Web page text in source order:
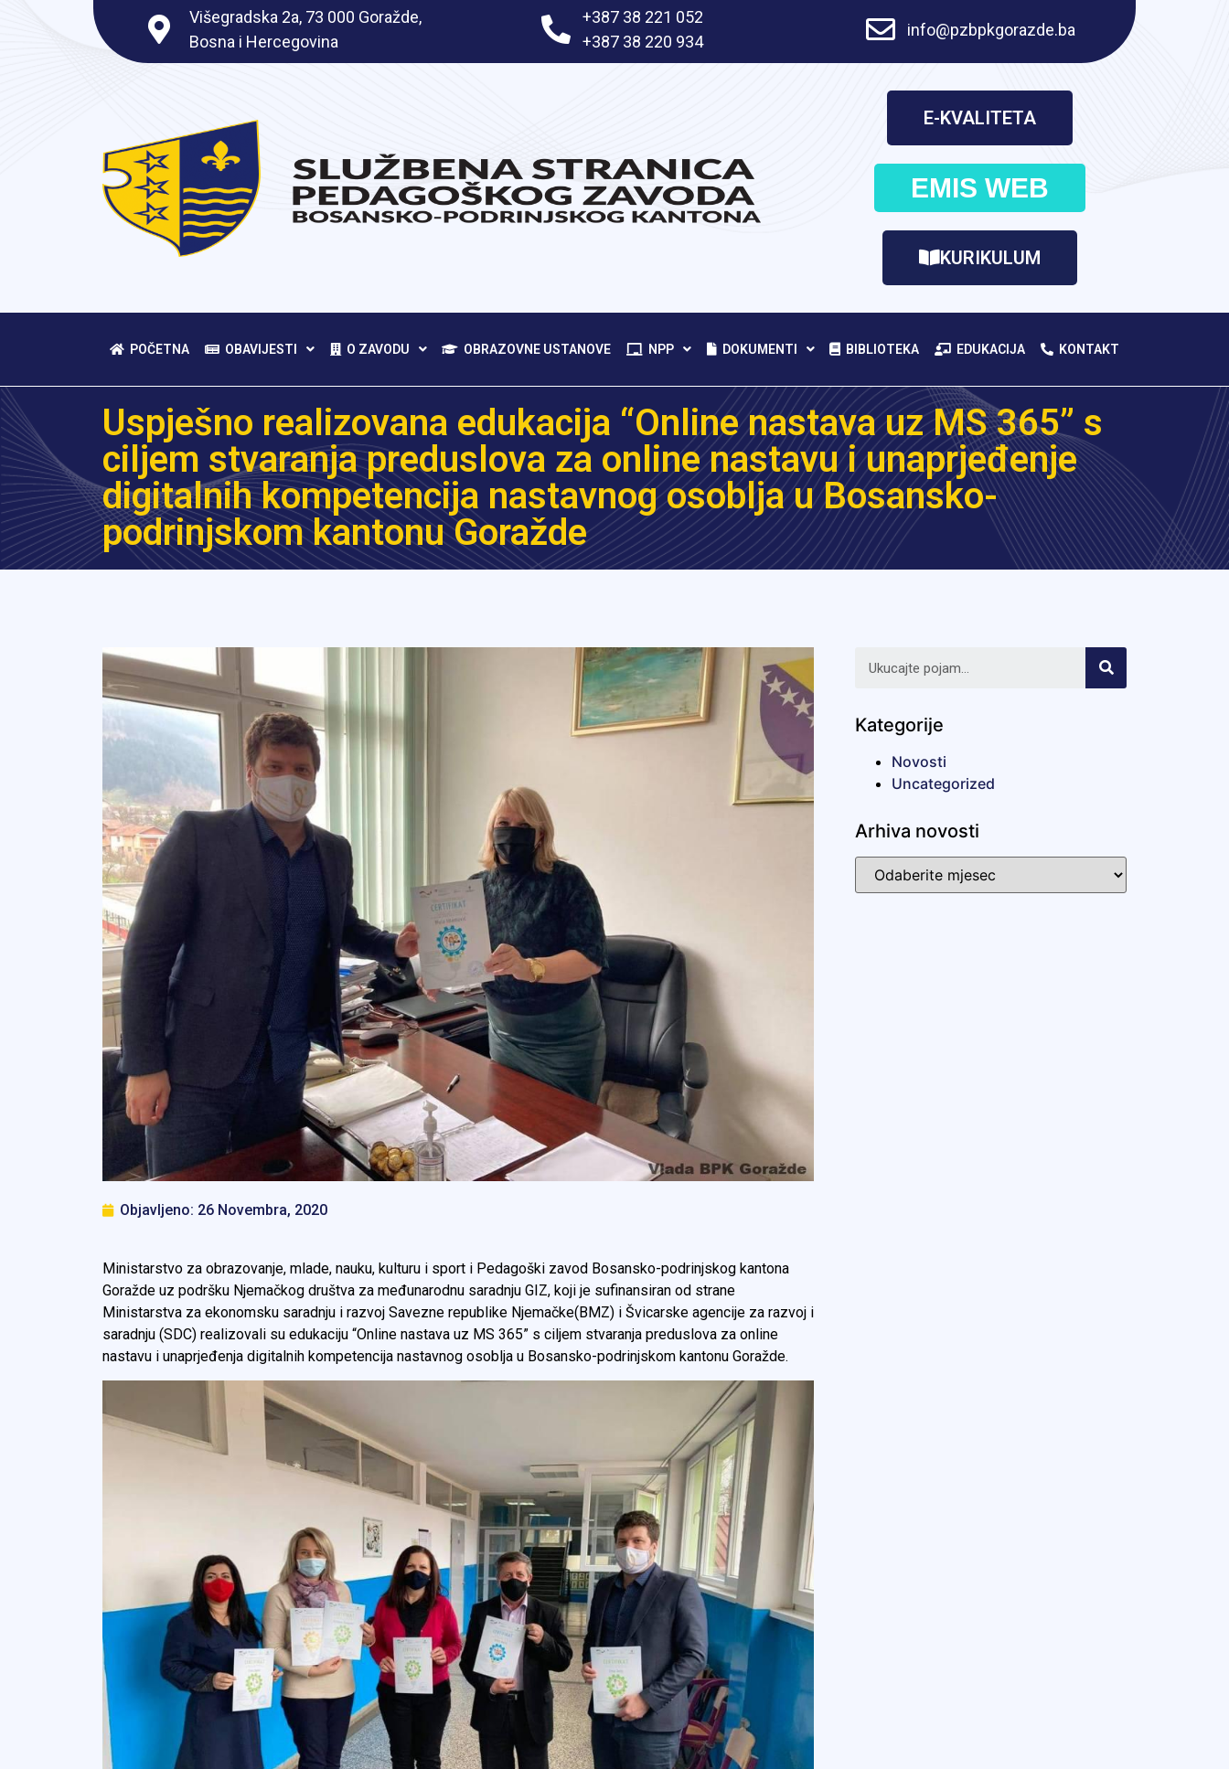
Višegradska 2a, 73 000 Goražde,
Bosna i Hercegovina
+387 38 221 052
+387 38 220 934
info@pzbpkgorazde.ba
E-KVALITETA
EMIS WEB
KURIKULUM
POČETNA OBAVIJESTI O ZAVODU OBRAZOVNE USTANOVE NPP DOKUMENTI BIBLIOTEKA EDUKACIJA KONTAKT
Uspješno realizovana edukacija “Online nastava uz MS 365” s
ciljem stvaranja preduslova za online nastavu i unaprjeđenje
digitalnih kompetencija nastavnog osoblja u Bosansko-
podrinjskom kantonu Goražde
Objavljeno: 26 Novembra, 2020
Ministarstvo za obrazovanje, mlade, nauku, kulturu i sport i Pedagoški zavod Bosansko-podrinjskog kantona
Goražde uz podršku Njemačkog društva za međunarodnu saradnju GIZ, koji je sufinansiran od strane
Ministarstva za ekonomsku saradnju i razvoj Savezne republike Njemačke(BMZ) i Švicarske agencije za razvoj i
saradnju (SDC) realizovali su edukaciju “Online nastava uz MS 365” s ciljem stvaranja preduslova za online
nastavu i unaprjeđenja digitalnih kompetencija nastavnog osoblja u Bosansko-podrinjskom kantonu Goražde.
Kategorije
Novosti
Uncategorized
Arhiva novosti